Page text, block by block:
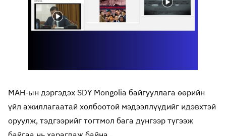
МАН-ын дэргэдэх SDY Mongolia байгууллага өөрийн
үйл ажиллагаатай холбоотой мэдээллүүдийг идэвхтэй
оруулж, тэдгээрийг тогтмол бага дүнгээр түгээж